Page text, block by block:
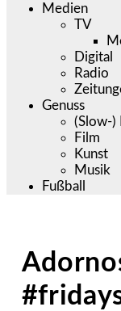
Medien
TV
Digital
Radio
Genuss
(Slow-)
Film
Kunst
Musik
Fußball